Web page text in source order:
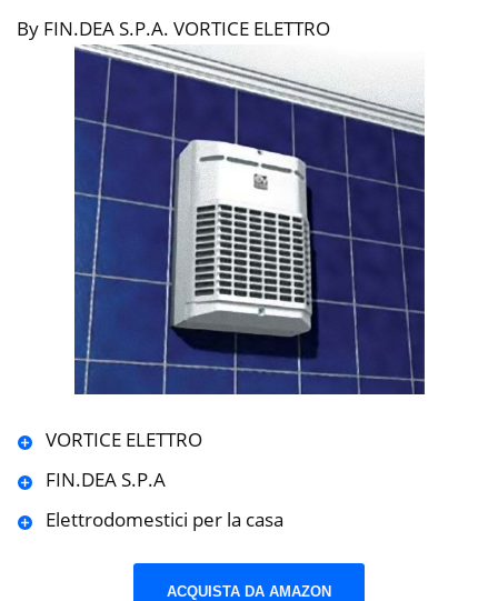
By FIN.DEA S.P.A. VORTICE ELETTRO
VORTICE ELETTRO
FIN.DEA S.P.A
Elettrodomestici per la casa
ACQUISTA DA AMAZON